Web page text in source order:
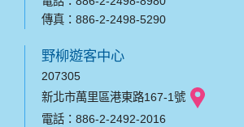
傳真：886-2-2498-5290
野柳遊客中心
207305
新北市萬里區港東路167-1號
電話：886-2-2492-2016